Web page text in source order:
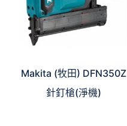
Makita (牧田) DFN350Z
針釘槍(淨機)